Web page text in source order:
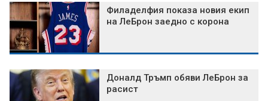
Филаделфия показа новия екип
на ЛеБрон заедно с корона
Доналд Тръмп обяви ЛеБрон за
расист